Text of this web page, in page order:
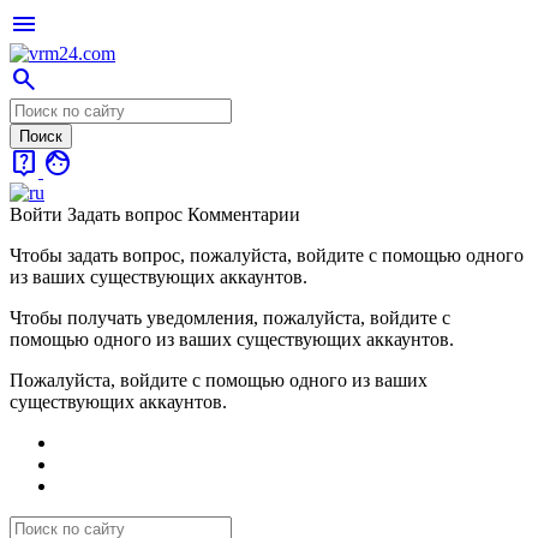
menu
search
live_help face
Войти Задать вопрос Комментарии
Чтобы задать вопрос, пожалуйста, войдите с помощью одного
из ваших существующих аккаунтов.
Чтобы получать уведомления, пожалуйста, войдите с
помощью одного из ваших существующих аккаунтов.
Пожалуйста, войдите с помощью одного из ваших
существующих аккаунтов.